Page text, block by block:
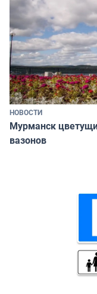
НОВОСТИ
Мурманск
вазонов